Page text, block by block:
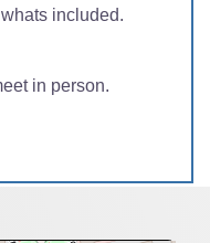
included.
in person.